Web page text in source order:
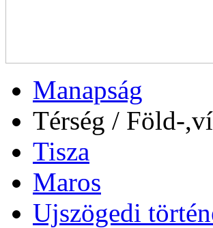
Manapság
Térség / Föld-
Tisza
Maros
Ujszögedi